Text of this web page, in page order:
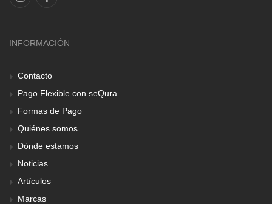
INFORMACIÓN
Contacto
Pago Flexible con seQura
Formas de Pago
Quiénes somos
Dónde estamos
Noticias
Artículos
Marcas